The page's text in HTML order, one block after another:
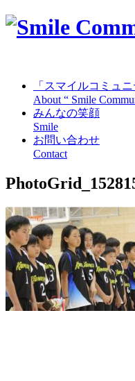
「スマイルコミュ
About “ Smile
みんなの笑顔
Smile
お問い合わせ
Contact